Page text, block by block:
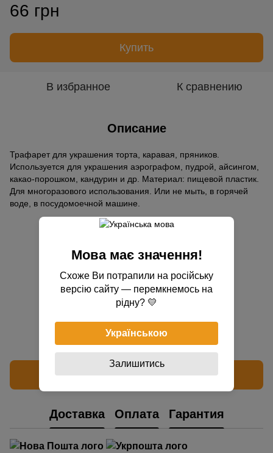
66 грн
Купить
В избранное К сравнению
Описание
Трафарет для украшения торта, каравая, пряников.
Используется для украшения аэрографом, пудрой, айсингом,
какао-порошком, кандурин и др. Материал: пищевой пластик.
Для многоразового использования. Или не мыть, в горячей
воде, в посудомоечной машине.
Добавьте первый отзыв
Написать отзыв
Доставка Оплата Гарантия
Мова має значення!
Схоже Ви потрапили на російську
версію сайту — перемкнемось на
рідну? 💛
Українською
Залишитись